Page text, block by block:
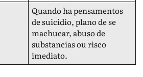
Quando ha pensamentos
de suicidio, plano de se
machucar, abuso de
substancias ou risco
imediato.